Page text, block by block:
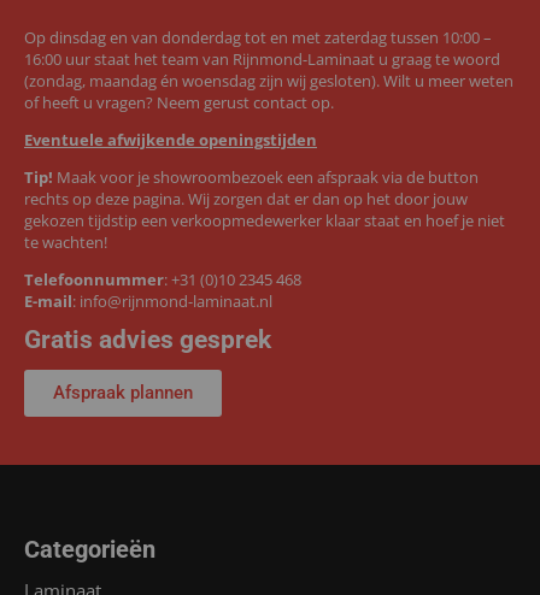
Op dinsdag en van donderdag tot en met zaterdag tussen 10:00 –
16:00 uur staat het team van Rijnmond-Laminaat u graag te woord
(zondag, maandag én woensdag zijn wij gesloten). Wilt u meer weten
of heeft u vragen? Neem gerust contact op.
Eventuele afwijkende openingstijden
Tip! Maak voor je showroombezoek een afspraak via de button
rechts op deze pagina. Wij zorgen dat er dan op het door jouw
gekozen tijdstip een verkoopmedewerker klaar staat en hoef je niet
te wachten!
Telefoonnummer:+31 (0)10 2345 468
E-mail: info@rijnmond-laminaat.nl
Gratis advies gesprek
Afspraak plannen
Categorieën
Laminaat